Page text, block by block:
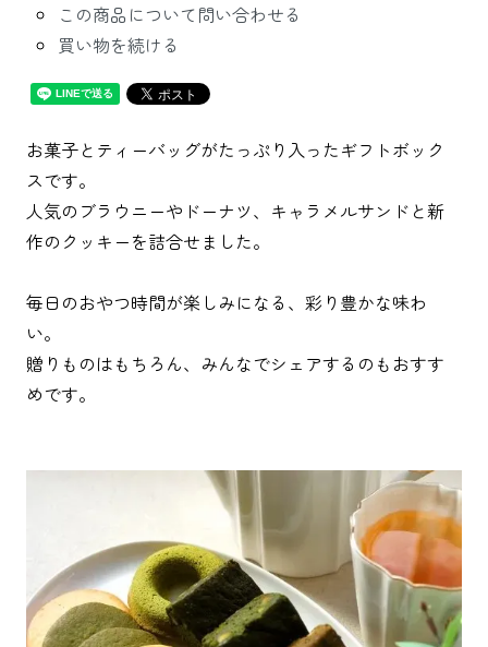
この商品について問い合わせる
買い物を続ける
お菓子とティーバッグがたっぷり入ったギフトボック
スです。
人気のブラウニーやドーナツ、キャラメルサンドと新
作のクッキーを詰合せました。
毎日のおやつ時間が楽しみになる、彩り豊かな味わ
い。
贈りものはもちろん、みんなでシェアするのもおすす
めです。